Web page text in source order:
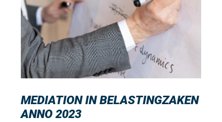
MEDIATION IN BELASTINGZAKEN
ANNO 2023